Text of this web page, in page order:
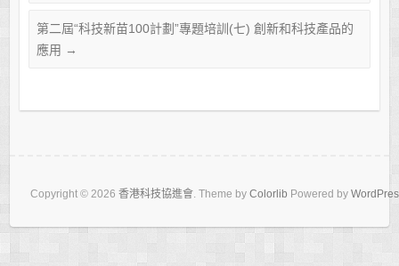
第二屆“科技新苗100計劃”專題培訓(七) 創新和科技產品的
應用 →
Copyright © 2026 香港科技協進會. Theme by Colorlib Powered by